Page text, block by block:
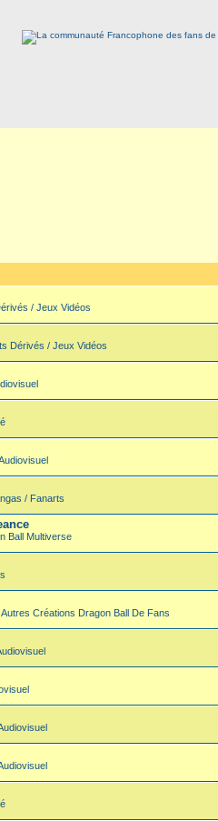
/ Jeux Vidéos
Dérivés / Jeux Vidéos
/ Fanarts
Ball Multiverse
Autres Créations Dragon Ball De Fans